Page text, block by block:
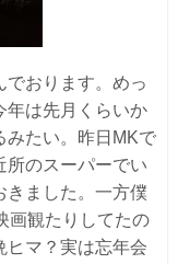
でおります。めっ
年は先月くらいか
みたい。昨日MKで
所のスーパーでい
きました。一方僕
画観たりしてたの
ヒマ？実は忘年会